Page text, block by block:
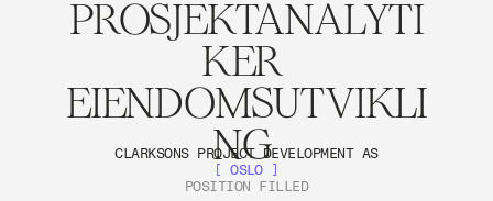
PROSJEKTANALYTI
KER
EIENDOMSUTVIKLI
NG
CLARKSONS PROJECT DEVELOPMENT AS
[ OSLO ]
POSITION FILLED